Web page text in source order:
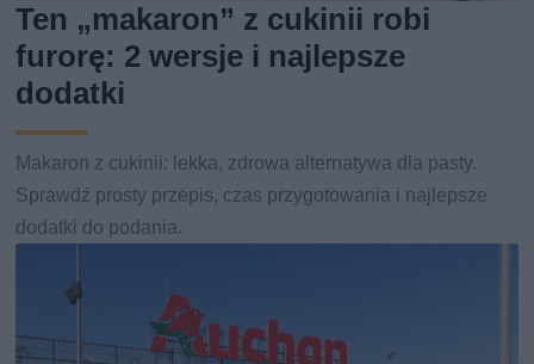
Ten „makaron” z cukinii robi
furorę: 2 wersje i najlepsze
dodatki
Makaron z cukinii: lekka, zdrowa alternatywa dla pasty.
Sprawdź prosty przepis, czas przygotowania i najlepsze
dodatki do podania.